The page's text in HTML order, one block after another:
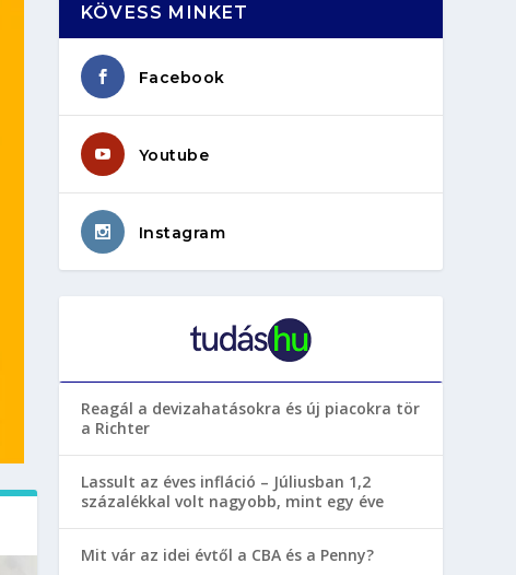
KÖVESS MINKET
Facebook
Youtube
Instagram
Reagál a devizahatásokra és új piacokra tör
a Richter
Lassult az éves infláció – Júliusban 1,2
százalékkal volt nagyobb, mint egy éve
Mit vár az idei évtől a CBA és a Penny?